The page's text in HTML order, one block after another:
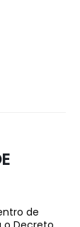
de